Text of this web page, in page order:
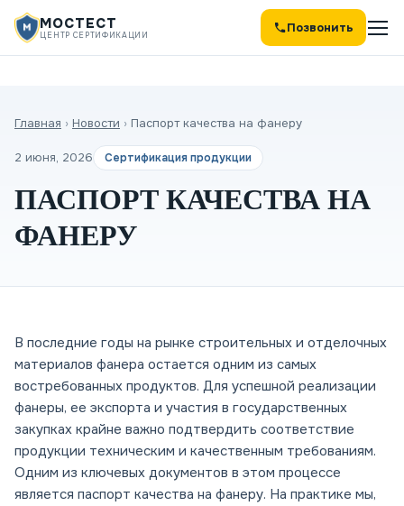
МОСТЕСТ
ЦЕНТР СЕРТИФИКАЦИИ Позвонить
Главная › Новости › Паспорт качества на фанеру
2 июня, 2026 Сертификация продукции
ПАСПОРТ КАЧЕСТВА НА
ФАНЕРУ
В последние годы на рынке строительных и отделочных
материалов фанера остается одним из самых
востребованных продуктов. Для успешной реализации
фанеры, ее экспорта и участия в государственных
закупках крайне важно подтвердить соответствие
продукции техническим и качественным требованиям.
Одним из ключевых документов в этом процессе
является паспорт качества на фанеру. На практике мы,